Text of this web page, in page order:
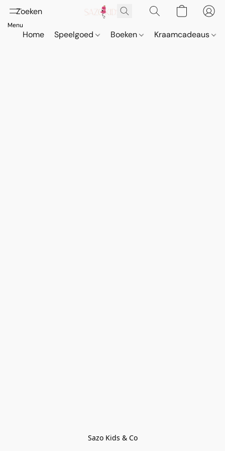
Home Speelgoed Boeken Kraamcadeaus
Sazo Kids & Co